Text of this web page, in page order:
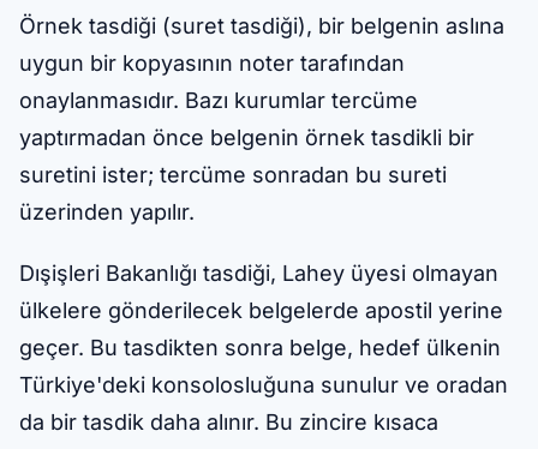
Örnek tasdiği (suret tasdiği), bir belgenin aslına
uygun bir kopyasının noter tarafından
onaylanmasıdır. Bazı kurumlar tercüme
yaptırmadan önce belgenin örnek tasdikli bir
suretini ister; tercüme sonradan bu sureti
üzerinden yapılır.
Dışişleri Bakanlığı tasdiği, Lahey üyesi olmayan
ülkelere gönderilecek belgelerde apostil yerine
geçer. Bu tasdikten sonra belge, hedef ülkenin
Türkiye'deki konsolosluğuna sunulur ve oradan
da bir tasdik daha alınır. Bu zincire kısaca